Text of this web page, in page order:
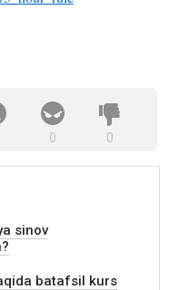
0 0
sinov
batafsil kurs